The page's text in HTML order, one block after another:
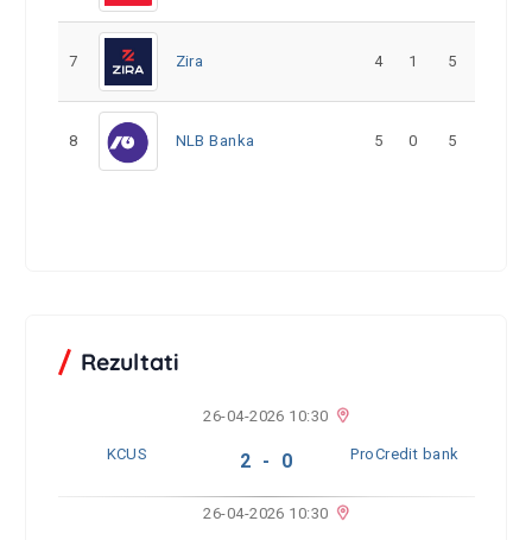
7 Zira 4 1 5
8 NLB Banka 5 0 5
Rezultati
26-04-2026 10:30
KCUS 2 - 0 ProCredit bank
26-04-2026 10:30